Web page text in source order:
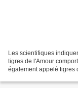
Les scientifiques
tigres de l'Amour
également appelé tigres